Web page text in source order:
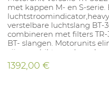
met kappen M- en S-
verstelbare luchtslang BT-
combineren met filters TR-
BT- slangen. Motorunits
zijn geschikt voor baard-
allergische reacties en
er een lekkage is van
1392,00 €